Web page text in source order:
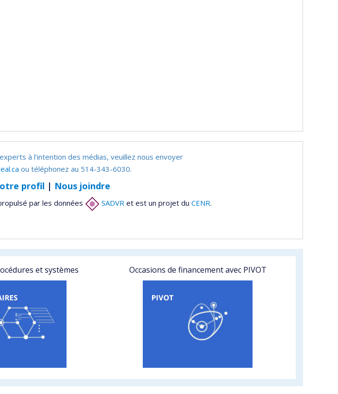
à l’intention des médias, veuillez nous envoyer
ou téléphonez au 514-343-6030.
profil | Nous joindre
par les données SADVR et est un projet du CENR.
et systèmes Occasions de financement avec PIVOT